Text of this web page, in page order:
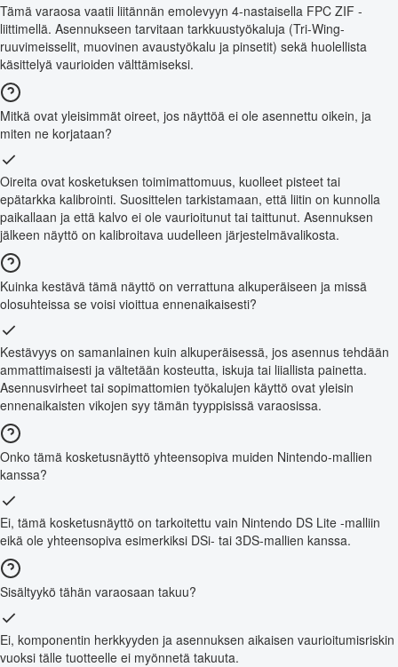
Tämä varaosa vaatii liitännän emolevyyn 4-nastaisella FPC ZIF -
liittimellä. Asennukseen tarvitaan tarkkuustyökaluja (Tri-Wing-
ruuvimeisselit, muovinen avaustyökalu ja pinsetit) sekä huolellista
käsittelyä vaurioiden välttämiseksi.
Mitkä ovat yleisimmät oireet, jos näyttöä ei ole asennettu oikein, ja
miten ne korjataan?
Oireita ovat kosketuksen toimimattomuus, kuolleet pisteet tai
epätarkka kalibrointi. Suosittelen tarkistamaan, että liitin on kunnolla
paikallaan ja että kalvo ei ole vaurioitunut tai taittunut. Asennuksen
jälkeen näyttö on kalibroitava uudelleen järjestelmävalikosta.
Kuinka kestävä tämä näyttö on verrattuna alkuperäiseen ja missä
olosuhteissa se voisi vioittua ennenaikaisesti?
Kestävyys on samanlainen kuin alkuperäisessä, jos asennus tehdään
ammattimaisesti ja vältetään kosteutta, iskuja tai liiallista painetta.
Asennusvirheet tai sopimattomien työkalujen käyttö ovat yleisin
ennenaikaisten vikojen syy tämän tyyppisissä varaosissa.
Onko tämä kosketusnäyttö yhteensopiva muiden Nintendo-mallien
kanssa?
Ei, tämä kosketusnäyttö on tarkoitettu vain Nintendo DS Lite -malliin
eikä ole yhteensopiva esimerkiksi DSi- tai 3DS-mallien kanssa.
Sisältyykö tähän varaosaan takuu?
Ei, komponentin herkkyyden ja asennuksen aikaisen vaurioitumisriskin
vuoksi tälle tuotteelle ei myönnetä takuuta.